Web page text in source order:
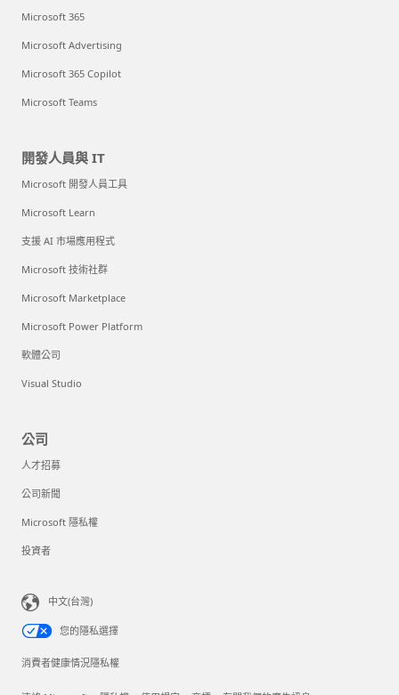
Microsoft 365
Microsoft Advertising
Microsoft 365 Copilot
Microsoft Teams
開發人員與 IT
Microsoft 開發人員工具
Microsoft Learn
支援 AI 市場應用程式
Microsoft 技術社群
Microsoft Marketplace
Microsoft Power Platform
軟體公司
Visual Studio
公司
人才招募
公司新聞
Microsoft 隱私權
投資者
中文(台灣)
您的隱私選擇
消費者健康情況隱私權